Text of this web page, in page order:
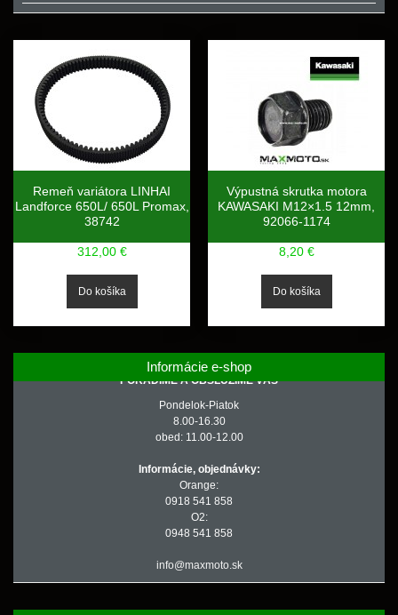
Remeň variátora LINHAI
Landforce 650L/ 650L Promax,
38742
312,00 €
Výpustná skrutka motora
KAWASAKI M12×1.5 12mm,
92066-1174
8,20 €
Informácie e-shop
PORADÍME A OBSLÚŽIME VÁS
Pondelok-Piatok
8.00-16.30
obed: 11.00-12.00
Informácie, objednávky:
Orange:
0918 541 858
O2:
0948 541 858
info@maxmoto.sk